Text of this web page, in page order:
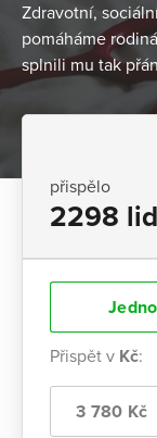
Zdravotní,
pomáháme
splnili mu tak
přispělo
2298
Přispět v Kč:
3 780 Kč